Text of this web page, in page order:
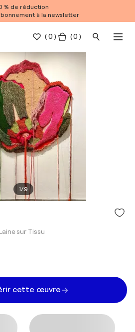
% de réduction
à la newsletter
(0 ) ( 0 )
1/9
sur Tissu
cette œuvre